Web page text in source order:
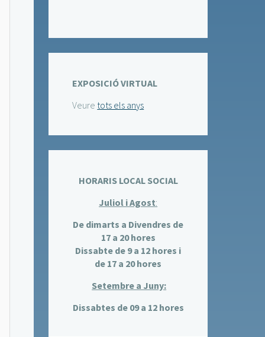
EXPOSICIÓ VIRTUAL
Veure tots els anys
HORARIS LOCAL SOCIAL
Juliol i Agost:
De dimarts a Divendres de
17 a 20 hores
Dissabte de 9 a 12 hores i
de 17 a 20 hores
Setembre a Juny:
Dissabtes de 09 a 12 hores